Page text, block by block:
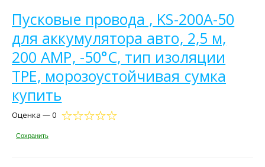
Пусковые провода , KS-200A-50
для аккумулятора авто, 2,5 м,
200 АМР, -50°С, тип изоляции
ТРЕ, морозоустойчивая сумка
купить
Оценка — 0
Сохранить